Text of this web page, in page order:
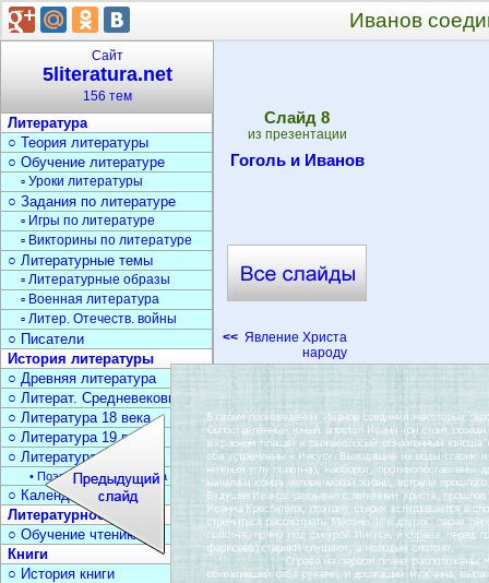
Иванов
Cлайд 8
из презентации
Гоголь и Иванов
<< Явление Христа
народу
Сайт
5literatura.net
156 тем
Литература
○ Теория литературы
○ Обучение литературе
▫ Уроки литературы
○ Задания по литературе
▫ Игры по литературе
▫ Викторины по литературе
○ Литературные темы
▫ Литературные образы
▫ Военная литература
▫ Литер. Отечеств. войны
○ Писатели
История литературы
○ Древняя литература
○ Литерат. Средневековья
○ Литература 18 века
○ Литература 19 века
○ Литература 20 века
• Поэзия Серебрян. века
○ Календарь дат
Литературное чтение
○ Обучение чтению
Книги
○ История книги